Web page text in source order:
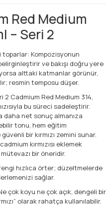
Red Medium
– Seri 2
Kompozisyonun
ve bakışı doğru yere
alttaki katmanlar görünür,
resmin temposu düşer.
2 Cadmium Red Medium 314,
bu süreci sadeleştirir.
daha net sonuç almanıza
tonu, hem eğitim
bir kırmızı zemini sunar.
kırmızısı eklemek
bir öneridir.
hızlıca örter; düzeltmelerde
sağlar.
çok koyu ne çok açık, dengeli bir
olarak rahatça kullanılabilir.